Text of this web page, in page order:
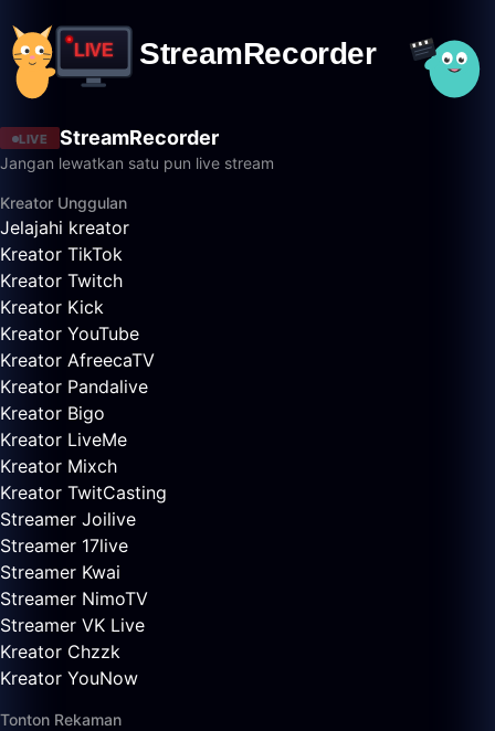
LIVE StreamRecorder
Jangan lewatkan satu pun live stream
Kreator Unggulan
Jelajahi kreator
Kreator TikTok
Kreator Twitch
Kreator Kick
Kreator YouTube
Kreator AfreecaTV
Kreator Pandalive
Kreator Bigo
Kreator LiveMe
Kreator Mixch
Kreator TwitCasting
Streamer Joilive
Streamer 17live
Streamer Kwai
Streamer NimoTV
Streamer VK Live
Kreator Chzzk
Kreator YouNow
Tonton Rekaman